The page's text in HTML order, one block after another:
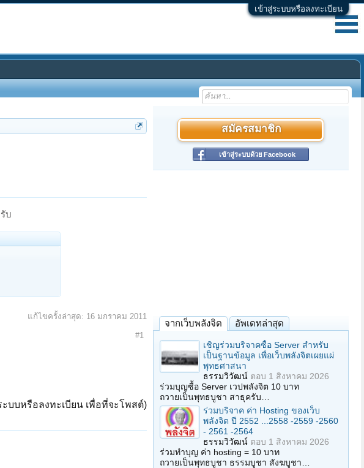
เข้าสู่ระบบหรือลงทะเบียน
บ
แก้ไขครั้งล่าสุด: 16 มกราคม 2011
#1
บบหรือลงทะเบียน เพื่อที่จะโพสต์)
สมัครสมาชิก
เข้าสู่ระบบด้วย Facebook
จากเว็บพลังจิต อัพเดทล่าสุด
เชิญร่วมบริจาคซื้อ Server สำหรับ
เป็นฐานข้อมูล เพื่อเว็บพลังจิตเผยแผ่
พุทธศาสนา
ธรรมวิวัฒน์ ตอบ 1 สิงหาคม 2026
ร่วมบุญซื้อ Server เวปพลังจิต 10 บาท
ถวายเป็นพุทธบูชา สาธุครับ…
ร่วมบริจาค ค่า Hosting ของเว็บ
พลังจิต ปี 2552 ...2558 -2559 -2560
- 2561 -2564
ธรรมวิวัฒน์ ตอบ 1 สิงหาคม 2026
ร่วมทำบุญ ค่า hosting = 10 บาท
ถวายเป็นพุทธบูชา ธรรมบูชา สังฆบูชา…